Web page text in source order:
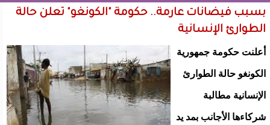
بسبب فيضانات عارمة.. حكومة "الكونغو" تعلن حالة
الطوارئ الإنسانية
أعلنت حكومة جمهورية
الكونغو حالة الطوارئ
الإنسانية مطالبة
شركاءها الأجانب بمد يد